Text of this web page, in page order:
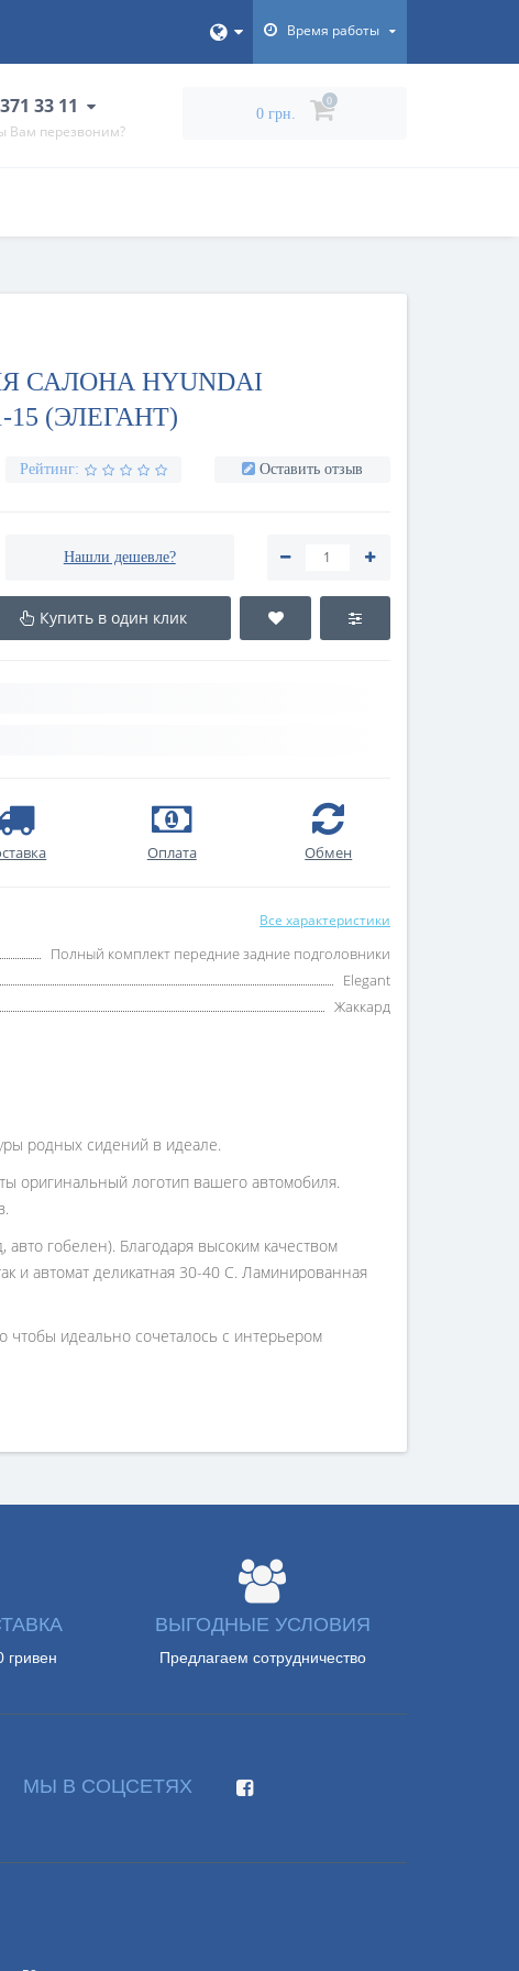
Время работы
33 11
Вам перезвоним?
0 грн.
0
САЛОНА HYUNDAI
15 (ЭЛЕГАНТ)
Рейтинг: Оставить отзыв
Нашли дешевле?
Купить в один клик
Оплата Обмен
Все характеристики
Полный комплект передние задние подголовники
Elegant
Жаккард
родных сидений в идеале.
оригинальный логотип вашего автомобиля.
гобелен). Благодаря высоким качеством
и автомат деликатная 30-40 С. Ламинированная
чтобы идеально сочеталось с интерьером
гривен
ВЫГОДНЫЕ УСЛОВИЯ
Предлагаем сотрудничество
МЫ В СОЦСЕТЯХ